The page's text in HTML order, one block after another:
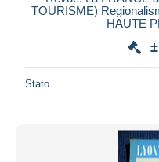
TOURISME)
HAUTE
Stato